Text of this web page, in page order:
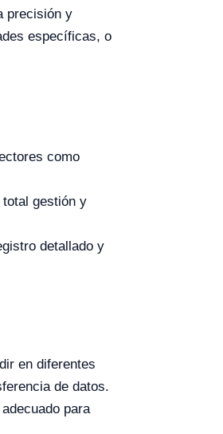
precisión y
específicas, o
como
gestión y
detallado y
en diferentes
de datos.
para